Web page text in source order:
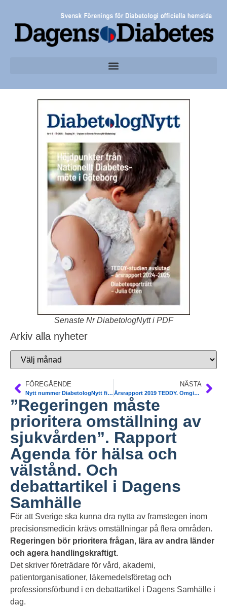
Senaste Nr DiabetologNytt i PDF
Arkiv alla nyheter
FÖREGÅENDE
Nytt nummer DiabetologNytt finns på www
NÄSTA
Årsrapport 2019 TEDDY. Omgivningsfaktorer för utveckling av autoimmun (T1DM) och celiaki hos barn
”Regeringen måste
prioritera omställning av
sjukvården”. Rapport
Agenda för hälsa och
välstånd. Och
debattartikel i Dagens
Samhälle
För att Sverige ska kunna dra nytta av framstegen inom
precisionsmedicin krävs omställningar på flera områden.
Regeringen bör prioritera frågan, lära av andra länder
och agera handlingskraftigt.
Det skriver företrädare för vård, akademi,
patientorganisationer, läkemedelsföretag och
professionsförbund i en debattartikel i Dagens Samhälle i
dag.